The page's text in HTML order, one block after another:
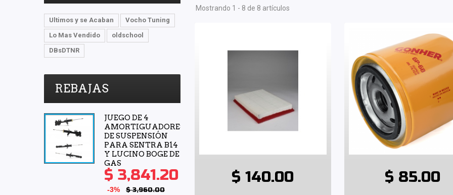
Ultimos y se Acaban
Vocho Tuning
Lo Mas Vendido
oldschool
DBsDTNR
REBAJAS
JUEGO DE 4
AMORTIGUADORES
DE SUSPENSIÓN
PARA SENTRA B14
Y LUCINO BOGE DE
GAS
$ 3,841.20
-3% $ 3,960.00
Mostrando 1 - 8 de 8 artículos
$ 140.00 $ 85.00